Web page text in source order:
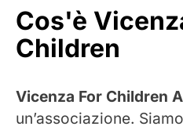
Cos'è
Children
Vicenza For Children
un’associazione.